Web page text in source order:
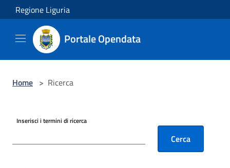
Salta al contenuto principale
Regione Liguria
Portale Opendata
Home > Ricerca
Inserisci i termini di ricerca
Cerca